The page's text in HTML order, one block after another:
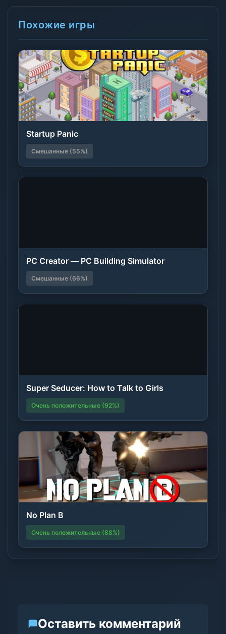
Похожие игры
Startup Panic
Смешанные (55%)
PC Creator — PC Building Simulator
Смешанные (66%)
Super Seducer: How to Talk to Girls
Очень положительные (92%)
No Plan B
Очень положительные (88%)
Оставить комментарий